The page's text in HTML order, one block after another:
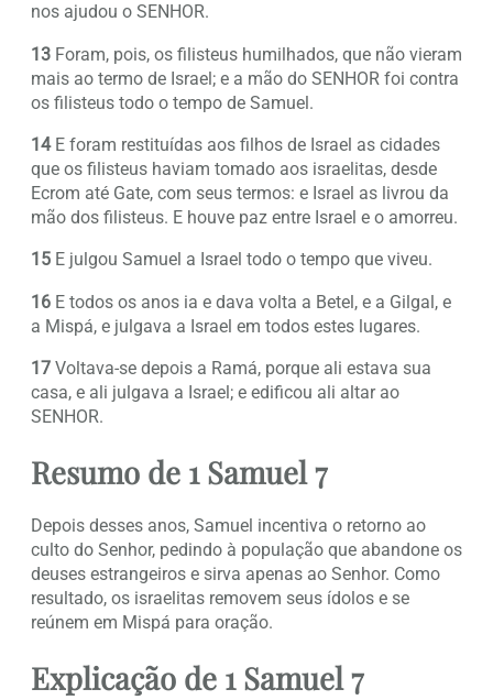
nos ajudou o SENHOR.
13 Foram, pois, os filisteus humilhados, que não vieram
mais ao termo de Israel; e a mão do SENHOR foi contra
os filisteus todo o tempo de Samuel.
14E foram restituídas aos filhos de Israel as cidades
que os filisteus haviam tomado aos israelitas, desde
Ecrom até Gate, com seus termos: e Israel as livrou da
mão dos filisteus. E houve paz entre Israel e o amorreu.
15 E julgou Samuel a Israel todo o tempo que viveu.
16 E todos os anos ia e dava volta a Betel, e a Gilgal, e
a Mispá, e julgava a Israel em todos estes lugares.
17 Voltava-se depois a Ramá, porque ali estava sua
casa, e ali julgava a Israel; e edificou ali altar ao
SENHOR.
Resumo de 1 Samuel 7
Depois desses anos, Samuel incentiva o retorno ao
culto do Senhor, pedindo à população que abandone os
deuses estrangeiros e sirva apenas ao Senhor. Como
resultado, os israelitas removem seus ídolos e se
reúnem em Mispá para oração.
Explicação de 1 Samuel 7